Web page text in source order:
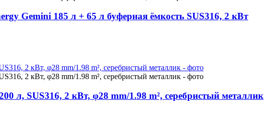
Gemini 185 л + 65 л буферная ёмкость SUS316, 2 кВт
л, SUS316, 2 кВт, φ28 mm/1.98 m², серебристый металлик